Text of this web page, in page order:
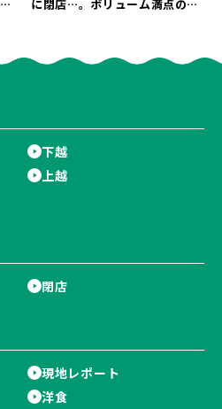
に閉店…。ボリューム満点の名
下越
上越
閉店
現地レポート
洋食